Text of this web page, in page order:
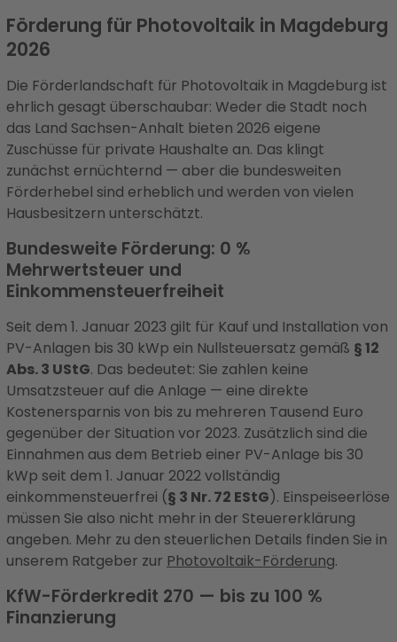
Förderung für Photovoltaik in Magdeburg
2026
Die Förderlandschaft für Photovoltaik in Magdeburg ist
ehrlich gesagt überschaubar: Weder die Stadt noch
das Land Sachsen-Anhalt bieten 2026 eigene
Zuschüsse für private Haushalte an. Das klingt
zunächst ernüchternd — aber die bundesweiten
Förderhebel sind erheblich und werden von vielen
Hausbesitzern unterschätzt.
Bundesweite Förderung: 0 %
Mehrwertsteuer und
Einkommensteuerfreiheit
Seit dem 1. Januar 2023 gilt für Kauf und Installation von
PV-Anlagen bis 30 kWp ein Nullsteuersatz gemäß § 12
Abs. 3 UStG. Das bedeutet: Sie zahlen keine
Umsatzsteuer auf die Anlage — eine direkte
Kostenersparnis von bis zu mehreren Tausend Euro
gegenüber der Situation vor 2023. Zusätzlich sind die
Einnahmen aus dem Betrieb einer PV-Anlage bis 30
kWp seit dem 1. Januar 2022 vollständig
einkommensteuerfrei (§ 3 Nr. 72 EStG). Einspeiseerlöse
müssen Sie also nicht mehr in der Steuererklärung
angeben. Mehr zu den steuerlichen Details finden Sie in
unserem Ratgeber zur Photovoltaik-Förderung.
KfW-Förderkredit 270 — bis zu 100 %
Finanzierung